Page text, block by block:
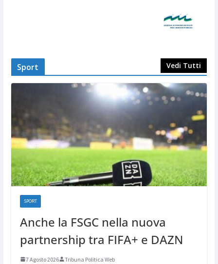
Sport Vedi Tutti
SPORT
Anche la FSGC nella nuova
partnership tra FIFA+ e DAZN
7 Agosto 2026 Tribuna Politica Web